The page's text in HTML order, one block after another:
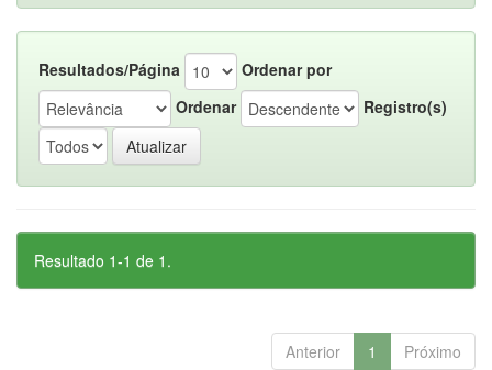
Resultados/Página
Ordenar por
Ordenar
Registro(s)
Resultado 1-1 de 1.
Anterior 1 Próximo